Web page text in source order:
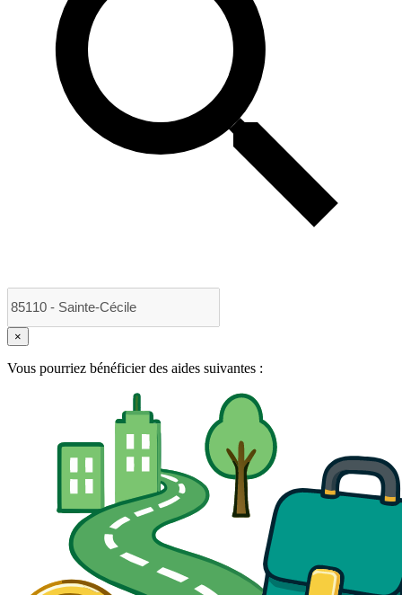
×
Vous pourriez bénéficier des aides suivantes :